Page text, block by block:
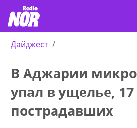
Дайджест
В Аджарии
упал в ущелье, 17
пострадавших